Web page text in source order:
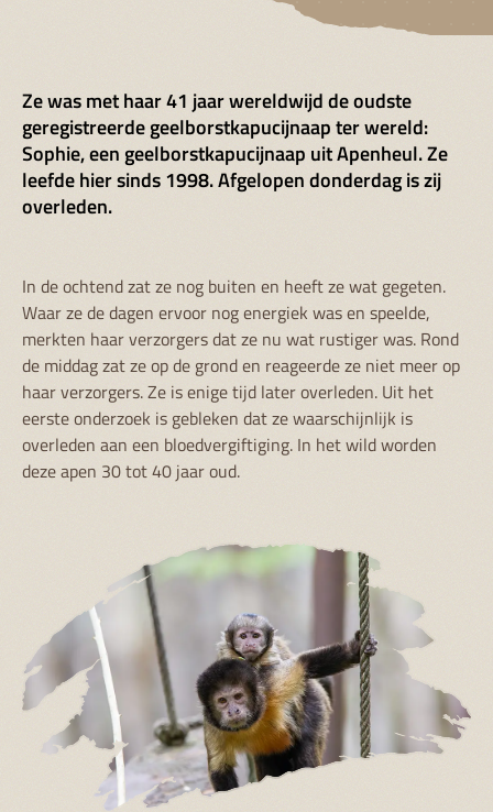
Ze was met haar 41 jaar wereldwijd de oudste
geregistreerde geelborstkapucijnaap ter wereld:
Sophie, een geelborstkapucijnaap uit Apenheul. Ze
leefde hier sinds 1998. Afgelopen donderdag is zij
overleden.
In de ochtend zat ze nog buiten en heeft ze wat gegeten.
Waar ze de dagen ervoor nog energiek was en speelde,
merkten haar verzorgers dat ze nu wat rustiger was. Rond
de middag zat ze op de grond en reageerde ze niet meer op
haar verzorgers. Ze is enige tijd later overleden. Uit het
eerste onderzoek is gebleken dat ze waarschijnlijk is
overleden aan een bloedvergiftiging. In het wild worden
deze apen 30 tot 40 jaar oud.